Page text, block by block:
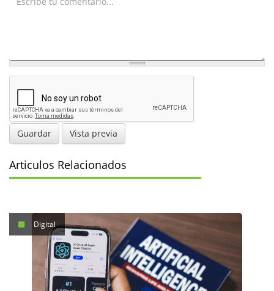
Guardar Vista previa
Articulos Relacionados
Digital